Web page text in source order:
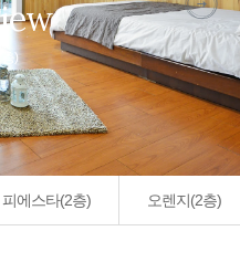
)
피에스타(2층) 오렌지(2층)